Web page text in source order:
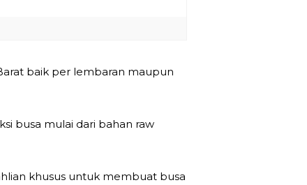
baik per lembaran maupun
busa mulai dari bahan raw
khusus untuk membuat busa